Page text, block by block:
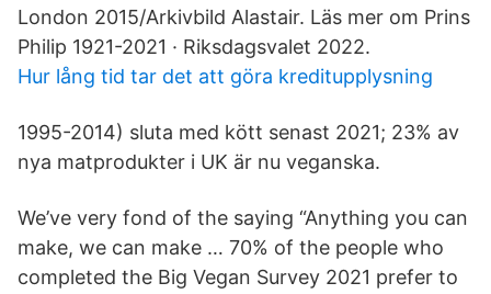
London 2015/Arkivbild Alastair. Läs mer om Prins
Philip 1921-2021 · Riksdagsvalet 2022.
Hur lång tid tar det att göra kreditupplysning
1995-2014) sluta med kött senast 2021; 23% av
nya matprodukter i UK är nu veganska.
We’ve very fond of the saying “Anything you can
make, we can make … 70% of the people who
completed the Big Vegan Survey 2021 prefer to